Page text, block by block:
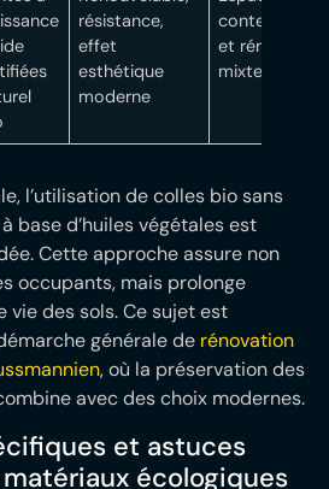
résistance,
effet
esthétique
moderne
et
mixtes
l’utilisation de colles bio sans
base d’huiles végétales est
Cette approche assure non
occupants, mais prolonge
vie des sols. Ce sujet est
générale de rénovation
, où la préservation des
avec des choix modernes.
et astuces
écologiques